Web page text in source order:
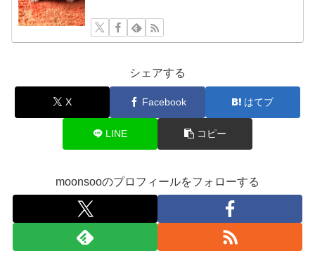
シェアする
X Facebook はてブ
LINE コピー
moonsooのプロフィールをフォローする